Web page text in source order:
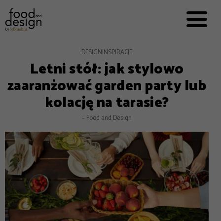


EKSPERCI
FOOD WORKING
E-BOOKI
O NAS
REKLAMA
DESIGNINSPIRACJE
Letni stół: jak stylowo
zaaranżować garden party lub
kolację na tarasie?
– Food and Design